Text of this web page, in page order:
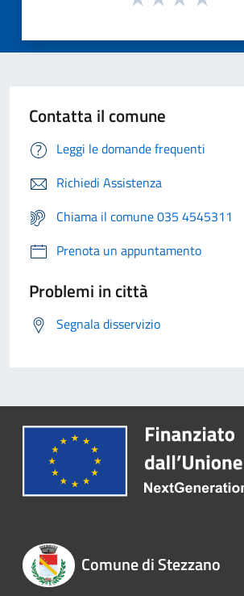
Contatta il comune
Leggi le domande frequenti
Richiedi Assistenza
Chiama il comune 035 4545311
Prenota un appuntamento
Problemi in città
Segnala disservizio
Comune di Stezzano